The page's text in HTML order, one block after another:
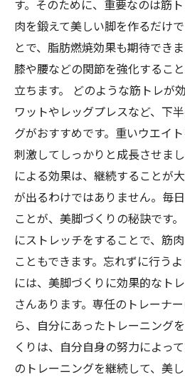
す。そのために、重要なのは筋
肉を鍛えて美しい脚を作るだけ
とで、脂肪燃焼効果も期待でき
膝や腰などの関節を強化するこ
立ちます。 どのような筋トレが
ワットやレッグプレスなど、下
グがおすすめです。重いウエイ
刺激してしっかりと成長させま
による効果は、継続することが
が出るわけではありません。毎
ことが、美脚づくりの秘訣です
にストレッチをすることで、筋
こともできます。忘れずに行う
には、美脚づくりに効果的なト
さんあります。専任のトレーナ
ら、自分にあったトレーニング
くりは、自分自身の努力によっ
のトレーニングを継続して、美